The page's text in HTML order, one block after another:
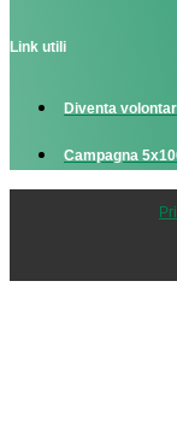
Link utili
Diventa
Campagna